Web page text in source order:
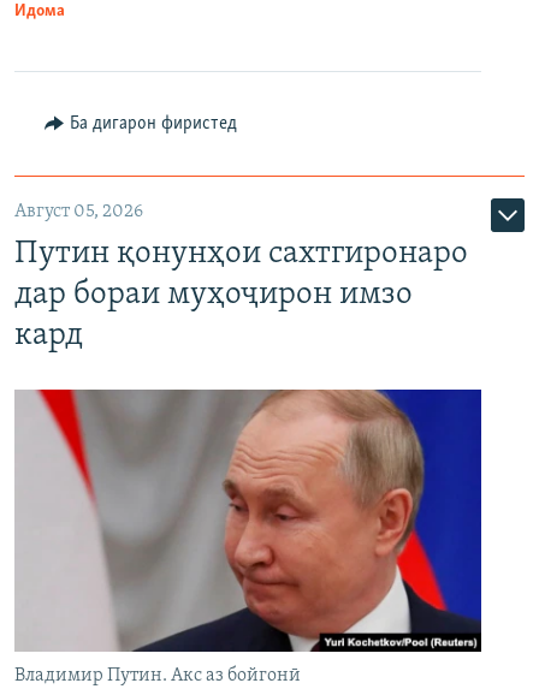
Идома
Ба дигарон фиристед
Август 05, 2026
Путин қонунҳои сахтгиронаро
дар бораи муҳоҷирон имзо
кард
Владимир Путин. Акс аз бойгонӣ